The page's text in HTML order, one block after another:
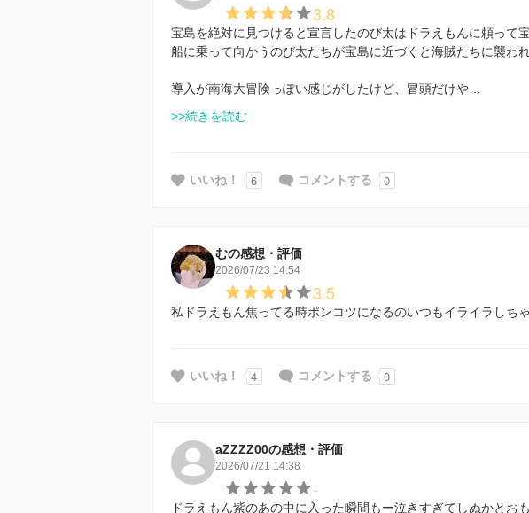
3.8
宝島を絶対に見つけると宣言したのび太はドラえもんに頼って
船に乗って向かうのび太たちが宝島に近づくと海賊たちに襲われ
導入が南海大冒険っぽい感じがしたけど、冒頭だけや…
>>続きを読む
いいね！ 6 コメントする 0
むの感想・評価
2026/07/23 14:54
3.5
私ドラえもん焦ってる時ポンコツになるのいつもイライラしち
いいね！ 4 コメントする 0
aZZZZ00の感想・評価
2026/07/21 14:38
-
ドラえもん紫のあの中に入った瞬間もー泣きすぎてしぬかとお